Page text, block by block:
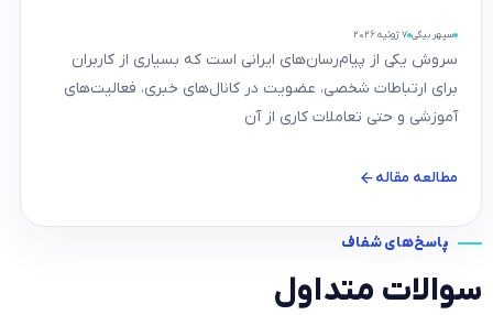
سپهر بیگی ۷ ژوئیه ۲۰۲۶
سروش یکی از پیام‌رسان‌های ایرانی است که بسیاری از کاربران
برای ارتباطات شخصی، عضویت در کانال‌های خبری، فعالیت‌های
آموزشی و حتی تعاملات کاری از آن
مطالعه مقاله
پاسخ‌های شفاف
سوالات متداول